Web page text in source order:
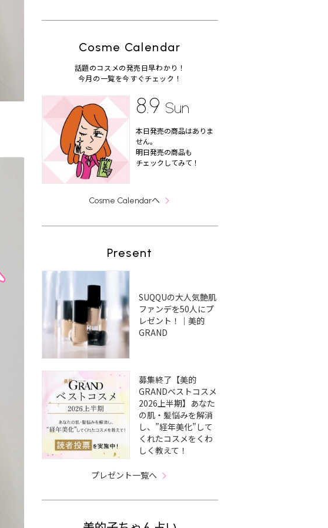
Cosme Calendar
話題のコスメの発売日早わかり！
今月の一覧を今すぐチェック！
8.9 Sun
本日発売の商品はありま
せん。
明日発売の商品も
チェックしてみて！
Cosme Calendarへ
Present
SUQQUの大人気艶肌
ファンデを50人にプ
レゼント！｜美的
GRAND
募集終了【美的
GRANDベストコスメ
2026上半期】あなた
の肌・髪悩みを解消
し、”経年美化”して
くれたコスメをくわ
しく教えて！
プレゼント一覧へ